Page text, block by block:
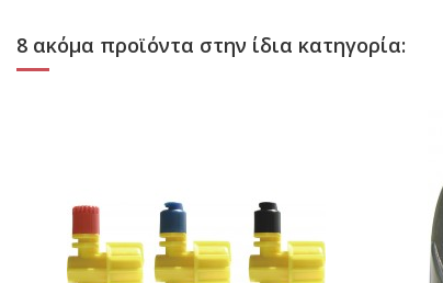
8 ακόμα προϊόντα στην ίδια κατηγορία: